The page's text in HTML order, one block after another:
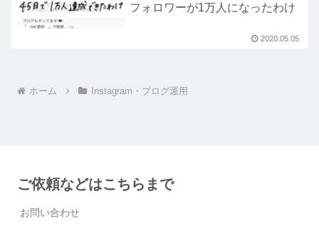
フォロワーが1万人になったわけ
2020.05.05
ホーム Instagram・ブログ運用
ご依頼などはこちらまで
お問い合わせ